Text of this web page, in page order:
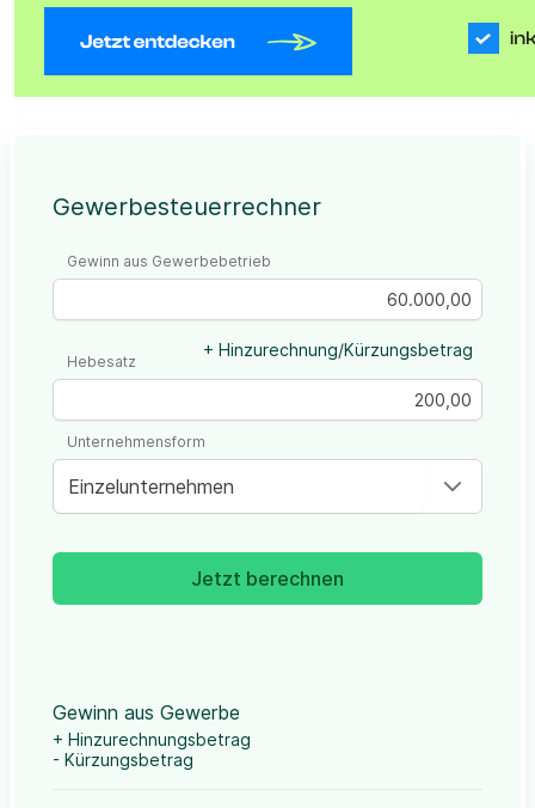
Gewerbesteuerrechner
Gewinn aus Gewerbebetrieb
+ Hinzurechnung/Kürzungsbetrag
Hebesatz
Einzelunternehmen
Unternehmensform
Jetzt berechnen
Gewinn aus Gewerbe
+ Hinzurechnungsbetrag
- Kürzungsbetrag